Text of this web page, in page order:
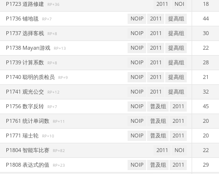
P1723 道路修建 RP+36 2011 NOI 18
P1736 铺地毯 RP+7 NOIP 2011 提高组 44
P1737 选择客栈 RP+8 NOIP 2011 提高组 30
P1738 Mayan游戏 RP+13 NOIP 2011 提高组 22
P1739 计算系数 RP+8 NOIP 2011 提高组 28
P1740 聪明的质检员 RP+9 NOIP 2011 提高组 21
P1741 观光公交 RP+12 NOIP 2011 提高组 32
P1756 数字反转 RP+7 NOIP 普及组 2011 45
P1761 统计单词数 RP+11 NOIP 普及组 2011 20
P1771 瑞士轮 RP+10 NOIP 普及组 2011 20
P1804 智能车比赛 RP+82 2011 NOI 22
P1808 表达式的值 RP+23 NOIP 普及组 2011 29